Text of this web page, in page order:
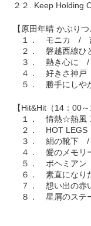
２２. Keep Holding
【原田年晴 かぶり
１． モニカ /
２． 磐越西線
３． 熱き心に /
４． 好きさ神
５． 勝手にし
【Hit&Hit（14：00
１． 情熱☆熱風
２． HOT
３． 絹の靴下
４． 愛のメモ
５． ボヘミア
６． 素直になり
７． 想い出の
８． 星屑のステ